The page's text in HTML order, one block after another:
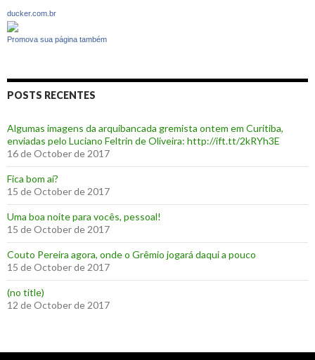
ducker.com.br
Promova sua página também
POSTS RECENTES
Algumas imagens da arquibancada gremista ontem em Curitiba,
enviadas pelo Luciano Feltrin de Oliveira: http://ift.tt/2kRYh3E
16 de October de 2017
‪Fica bom aí?‬
15 de October de 2017
Uma boa noite para vocês, pessoal!
15 de October de 2017
‪Couto Pereira agora, onde o Grêmio jogará daqui a pouco ‬
15 de October de 2017
(no title)
12 de October de 2017